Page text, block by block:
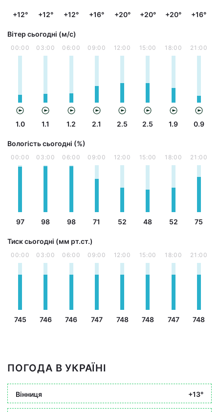
+12° +12° +12° +16° +20° +20° +20° +16°
Вітер сьогодні (м/с)
00:00
1.0
03:00
1.1
06:00
1.2
09:00
2.1
12:00
2.5
15:00
2.5
18:00
1.9
21:00
0.9
Вологість сьогодні (%)
00:00
97
03:00
98
06:00
98
09:00
71
12:00
52
15:00
48
18:00
52
21:00
75
Тиск сьогодні (мм рт.ст.)
00:00
745
03:00
746
06:00
746
09:00
747
12:00
748
15:00
748
18:00
747
21:00
748
ПОГОДА В УКРАЇНІ
Вінниця +13°